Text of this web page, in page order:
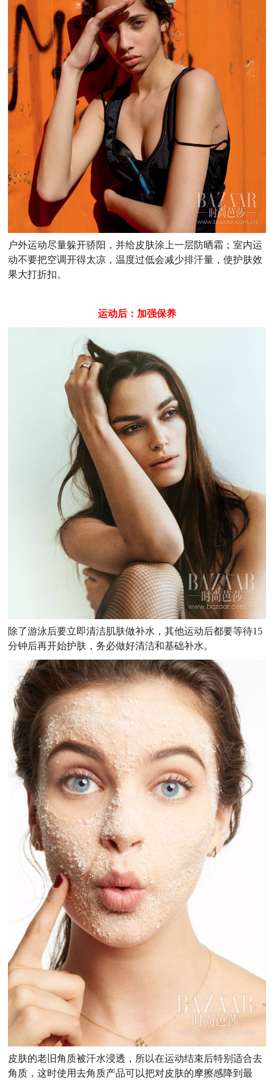
户外运动尽量躲开骄阳，并给皮肤涂上一层防晒霜；室内运
动不要把空调开得太凉，温度过低会减少排汗量，使护肤效
果大打折扣。
运动后：加强保养
除了游泳后要立即清洁肌肤做补水，其他运动后都要等待15
分钟后再开始护肤，务必做好清洁和基础补水。
皮肤的老旧角质被汗水浸透，所以在运动结束后特别适合去
角质，这时使用去角质产品可以把对皮肤的摩擦感降到最